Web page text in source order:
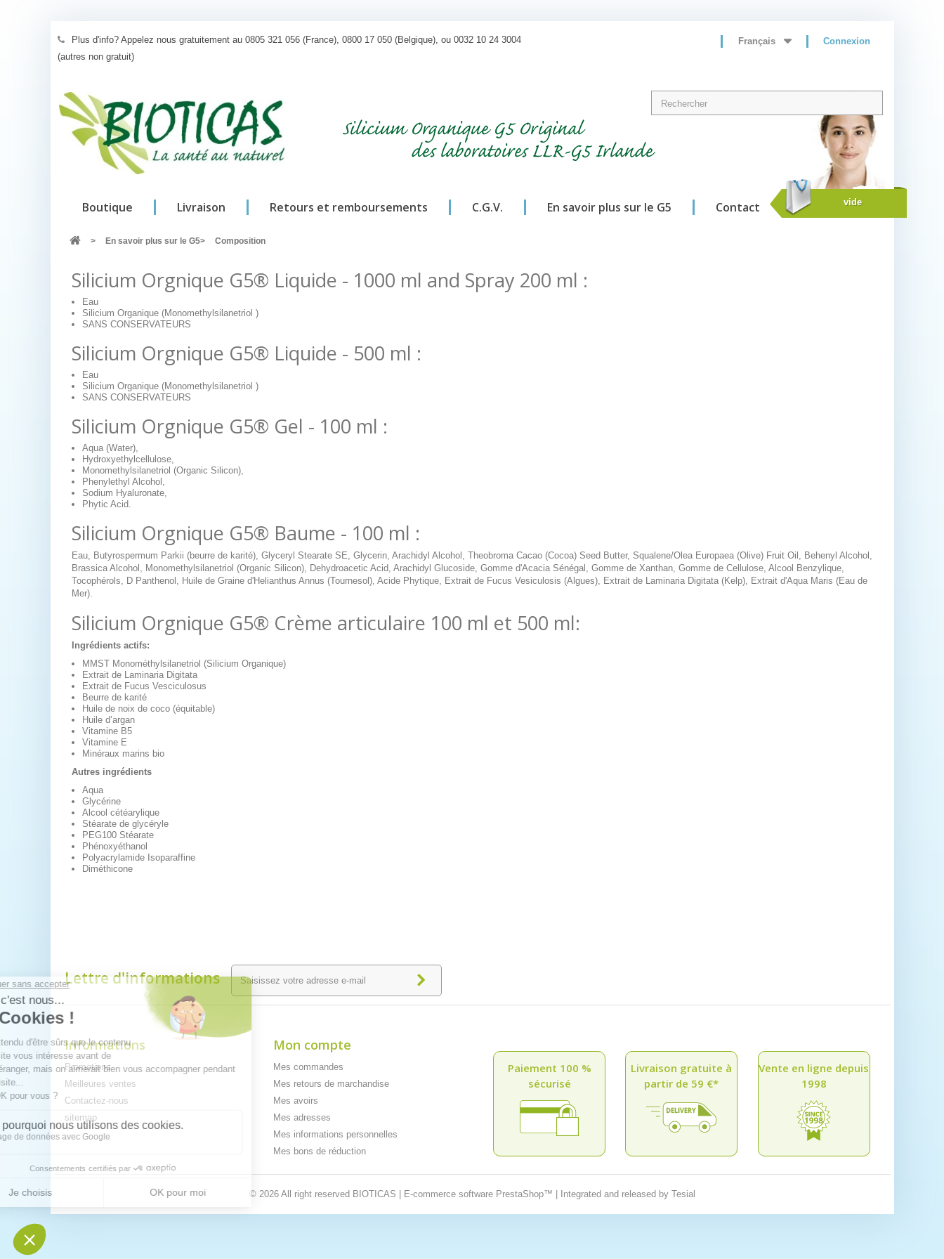
Plus d'info? Appelez nous gratuitement au 0805 321 056 (France), 0800 17 050 (Belgique), ou 0032 10 24 3004
(autres non gratuit)
Connexion
Français
Silicium Organique G5 Original
des laboratoires LLR-G5 Irlande
vide
Boutique Livraison Retours et remboursements C.G.V. En savoir plus sur le G5 Contact
> En savoir plus sur le G5> Composition
Silicium Orgnique G5® Liquide - 1000 ml and Spray 200 ml :
Eau
Silicium Organique (Monomethylsilanetriol )
SANS CONSERVATEURS
Silicium Orgnique G5® Liquide - 500 ml :
Eau
Silicium Organique (Monomethylsilanetriol )
SANS CONSERVATEURS
Silicium Orgnique G5® Gel - 100 ml :
Aqua (Water),
Hydroxyethylcellulose,
Monomethylsilanetriol (Organic Silicon),
Phenylethyl Alcohol,
Sodium Hyaluronate,
Phytic Acid.
Silicium Orgnique G5® Baume - 100 ml :
Eau, Butyrospermum Parkii (beurre de karité), Glyceryl Stearate SE, Glycerin, Arachidyl Alcohol, Theobroma Cacao (Cocoa) Seed Butter, Squalene/Olea Europaea (Olive) Fruit Oil, Behenyl Alcohol,
Brassica Alcohol, Monomethylsilanetriol (Organic Silicon), Dehydroacetic Acid, Arachidyl Glucoside, Gomme d'Acacia Sénégal, Gomme de Xanthan, Gomme de Cellulose, Alcool Benzylique,
Tocophérols, D Panthenol, Huile de Graine d'Helianthus Annus (Tournesol), Acide Phytique, Extrait de Fucus Vesiculosis (Algues), Extrait de Laminaria Digitata (Kelp), Extrait d'Aqua Maris (Eau de
Mer).
Silicium Orgnique G5® Crème articulaire 100 ml et 500 ml:
Ingrédients actifs:
MMST Monométhylsilanetriol (Silicium Organique)
Extrait de Laminaria Digitata
Extrait de Fucus Vesciculosus
Beurre de karité
Huile de noix de coco (équitable)
Huile d’argan
Vitamine B5
Vitamine E
Minéraux marins bio
Autres ingrédients
Aqua
Glycérine
Alcool cétéarylique
Stéarate de glycéryle
PEG100 Stéarate
Phénoxyéthanol
Polyacrylamide Isoparaffine
Diméthicone
Lettre d'informations
Informations
Promotions
Meilleures ventes
Contactez-nous
sitemap
Mon compte
Mes commandes
Mes retours de marchandise
Mes avoirs
Mes adresses
Mes informations personnelles
Mes bons de réduction
Paiement 100 %
sécurisé
Livraison gratuite à
partir de 59 €*
Vente en ligne depuis
1998
© 2026 All right reserved BIOTICAS | E-commerce software PrestaShop™ | Integrated and released by Tesial